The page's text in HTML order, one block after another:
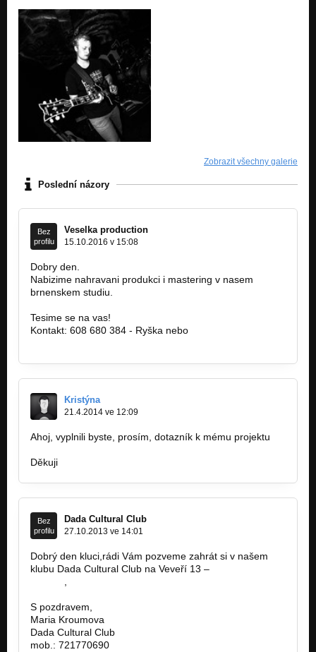
Zobrazit všechny galerie
Poslední názory
Bez
profilu
Veselka production
15.10.2016 v 15:08
Dobry den.
Nabizime nahravani produkci i mastering v nasem
brnenskem studiu.
Tesime se na vas!
Kontakt: 608 680 384 - Ryška nebo
Kristýna
21.4.2014 ve 12:09
Ahoj, vyplnili byste, prosím, dotazník k mému projektu
Děkuji
Bez
profilu
Dada Cultural Club
27.10.2013 ve 14:01
Dobrý den kluci,rádi Vám pozveme zahrát si v našem
klubu Dada Cultural Club na Veveří 13 –
,
S pozdravem,
Maria Kroumova
Dada Cultural Club
mob.: 721770690